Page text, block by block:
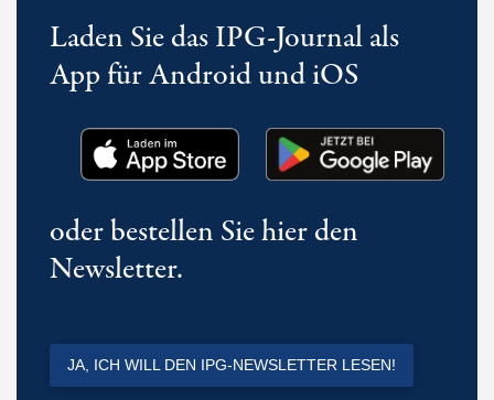
Laden Sie das IPG-Journal als
App für Android und iOS
oder bestellen Sie hier den
Newsletter.
JA, ICH WILL DEN IPG-NEWSLETTER LESEN!